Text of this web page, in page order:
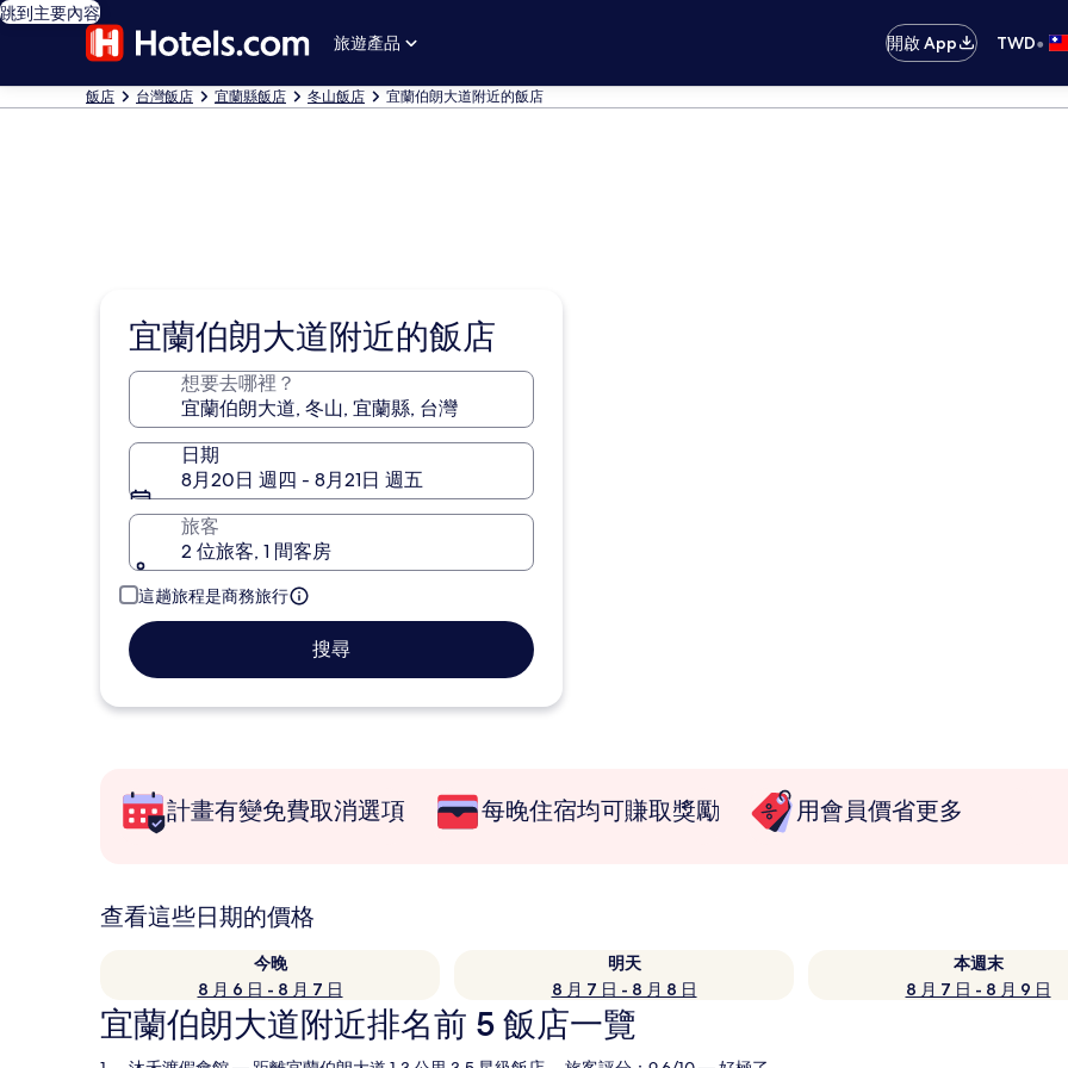
跳到主要內容
旅遊產品
開啟 App TWD•
飯店 台灣飯店 宜蘭縣飯店 冬山飯店 宜蘭伯朗大道附近的飯店
宜蘭伯朗大道附近的飯店
想要去哪裡？
日期
8月20日 週四 - 8月21日 週五
旅客
2 位旅客, 1 間客房
這趟旅程是商務旅行
搜尋
計畫有變免費取消選項 每晚住宿均可賺取獎勵 用會員價省更多
查看這些日期的價格
今晚
8 月 6 日 - 8 月 7 日
明天
8 月 7 日 - 8 月 8 日
本週末
8 月 7 日 - 8 月 9 日
宜蘭伯朗大道附近排名前 5 飯店一覽